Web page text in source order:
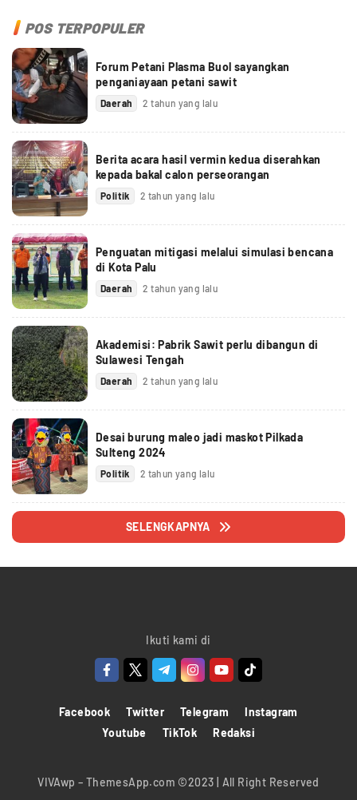
POS TERPOPULER
Forum Petani Plasma Buol sayangkan
penganiayaan petani sawit
Daerah 2 tahun yang lalu
Berita acara hasil vermin kedua diserahkan
kepada bakal calon perseorangan
Politik 2 tahun yang lalu
Penguatan mitigasi melalui simulasi bencana
di Kota Palu
Daerah 2 tahun yang lalu
Akademisi: Pabrik Sawit perlu dibangun di
Sulawesi Tengah
Daerah 2 tahun yang lalu
Desai burung maleo jadi maskot Pilkada
Sulteng 2024
Politik 2 tahun yang lalu
SELENGKAPNYA
Ikuti kami di
Facebook Twitter Telegram
Instagram
Youtube
TikTok Redaksi
VIVAwp – ThemesApp.com ©2023 | All Right Reserved